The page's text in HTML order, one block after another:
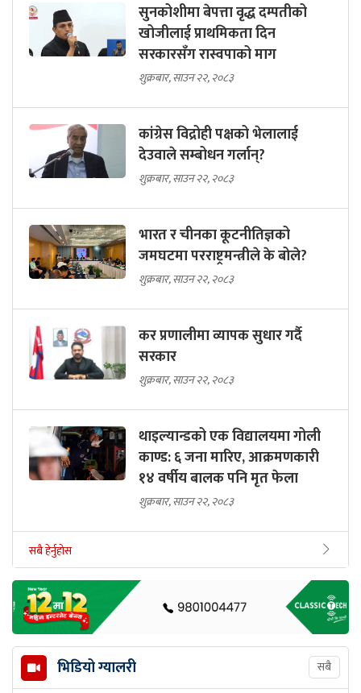
सुनकोशीमा बेपत्ता वृद्ध दम्पतीको
खोजीलाई प्राथमिकता दिन
सरकारसँग रास्वपाको माग
शुक्रबार, साउन २२, २०८३
कांग्रेस विद्रोही पक्षको भेलालाई
देउवाले सम्बोधन गर्लान्?
शुक्रबार, साउन २२, २०८३
भारत र चीनका कूटनीतिज्ञको
जमघटमा परराष्ट्रमन्त्रीले के बोले?
शुक्रबार, साउन २२, २०८३
कर प्रणालीमा व्यापक सुधार गर्दै
सरकार
शुक्रबार, साउन २२, २०८३
थाइल्यान्डको एक विद्यालयमा गोली
काण्ड: ६ जना मारिए, आक्रमणकारी
१४ वर्षीय बालक पनि मृत फेला
शुक्रबार, साउन २२, २०८३
सबै हेर्नुहोस
भिडियो ग्यालरी सबै